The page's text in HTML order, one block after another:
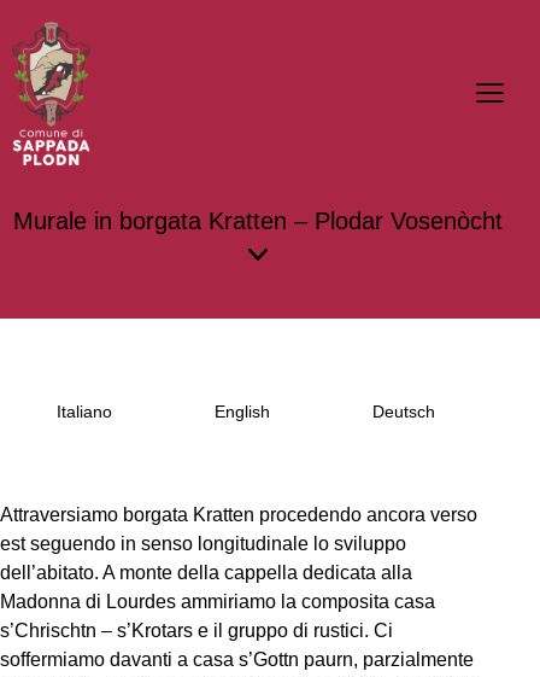
Murale in borgata Kratten – Plodar Vosenòcht
Italiano English Deutsch
Attraversiamo borgata Kratten procedendo ancora verso
est seguendo in senso longitudinale lo sviluppo
dell’abitato. A monte della cappella dedicata alla
Madonna di Lourdes ammiriamo la composita casa
s’Chrischtn – s’Krotars e il gruppo di rustici. Ci
soffermiamo davanti a casa s’Gottn paurn, parzialmente